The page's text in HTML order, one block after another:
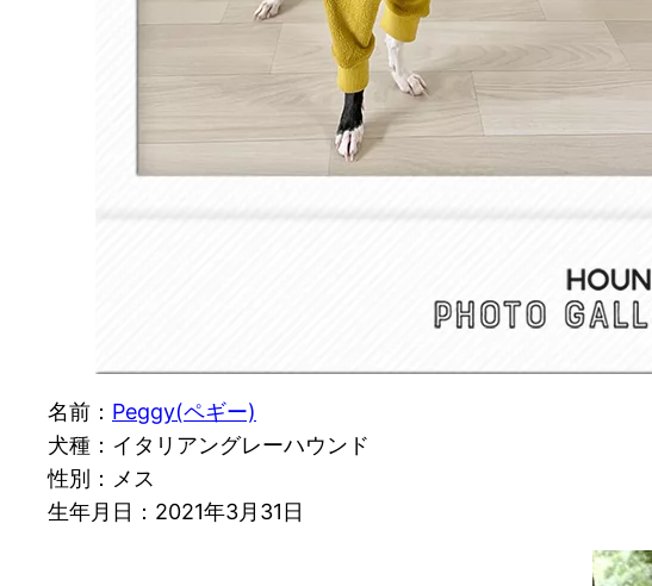
名前： Peggy(ペギー)
犬種：イタリアングレーハウンド
性別：メス
生年月日：2021年3月31日